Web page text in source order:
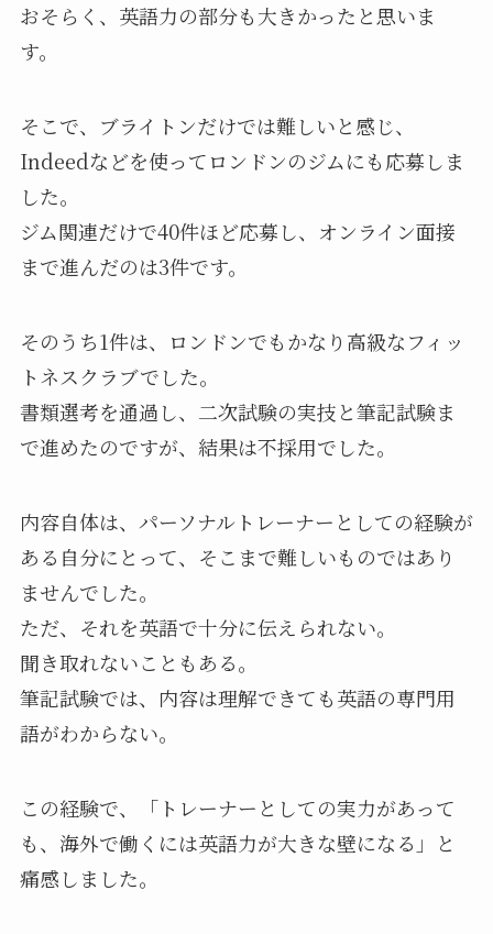
おそらく、英語力の部分も大きかったと思いま
す。
そこで、ブライトンだけでは難しいと感じ、
Indeedなどを使ってロンドンのジムにも応募しま
した。
ジム関連だけで40件ほど応募し、オンライン面接
まで進んだのは3件です。
そのうち1件は、ロンドンでもかなり高級なフィッ
トネスクラブでした。
書類選考を通過し、二次試験の実技と筆記試験ま
で進めたのですが、結果は不採用でした。
内容自体は、パーソナルトレーナーとしての経験が
ある自分にとって、そこまで難しいものではあり
ませんでした。
ただ、それを英語で十分に伝えられない。
聞き取れないこともある。
筆記試験では、内容は理解できても英語の専門用
語がわからない。
この経験で、「トレーナーとしての実力があって
も、海外で働くには英語力が大きな壁になる」と
痛感しました。